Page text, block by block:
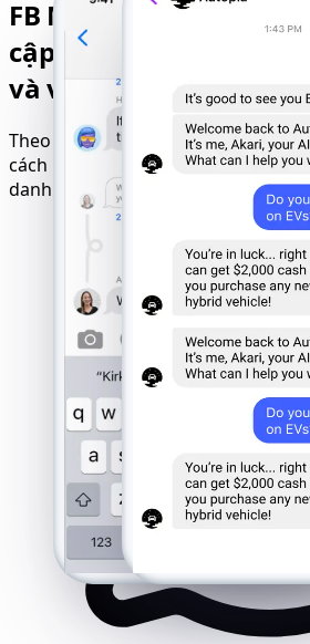
FB Messenger Tracker
cập ẩn danh vào tin
và vị trí
Theo dõi tất cả hoạt động trên
cách im lặng sau khi khởi chạy
danh hoàn toàn luôn hoạt động